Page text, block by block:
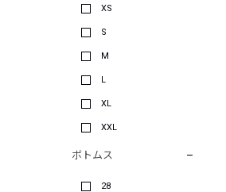
XS
S
M
L
XL
XXL
ボトムス
28